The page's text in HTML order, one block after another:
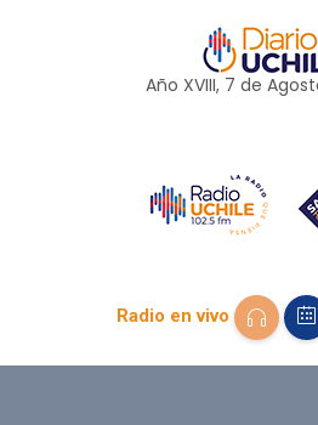
Año XVIII, 7 de
Radio en vivo